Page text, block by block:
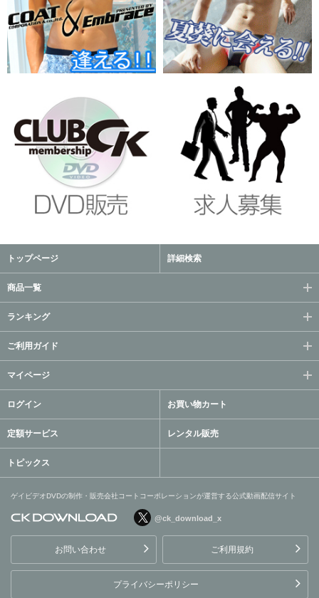
トップページ 詳細検索
商品一覧
ランキング
ご利用ガイド
マイページ
ログイン お買い物カート
定額サービス レンタル販売
トピックス
ゲイビデオDVDの制作・販売会社コートコーポレーションが運営する公式動画配信サイト
ョンが運営する公式動画配
信サイト
@ck_download_x
お問い合わせ ご利用規約
プライバシーポリシー